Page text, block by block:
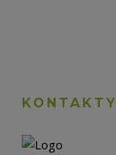
KONTAKTY